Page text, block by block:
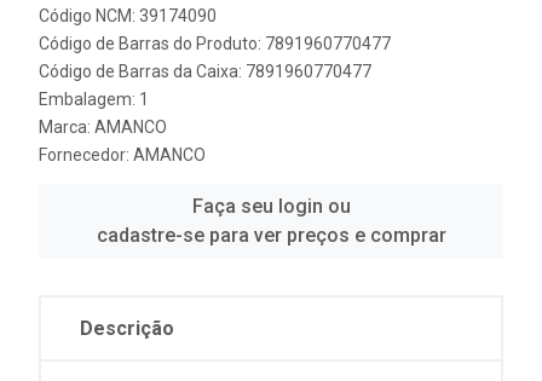
Código NCM: 39174090
Código de Barras do Produto: 7891960770477
Código de Barras da Caixa: 7891960770477
Embalagem: 1
Marca: AMANCO
Fornecedor: AMANCO
Faça seu login ou
cadastre-se para ver preços e comprar
Descrição